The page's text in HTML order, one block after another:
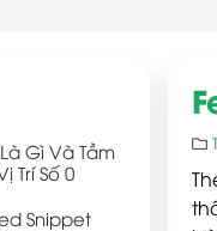
Gì Và Tầm
Trí Số 0
Snippet